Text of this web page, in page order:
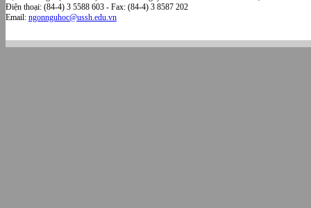
Điện thoại: (84-4) 3 5588 603 - Fax: (84-4) 3 8587 202
Email: ngonnguhoc@ussh.edu.vn